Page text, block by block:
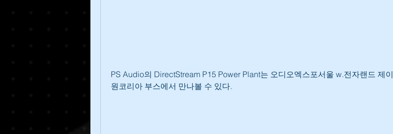
PS Audio의 DirectStream P15 Power Plant는 오디오엑스포서울 w.전자랜드 제이
원코리아 부스에서 만나볼 수 있다.